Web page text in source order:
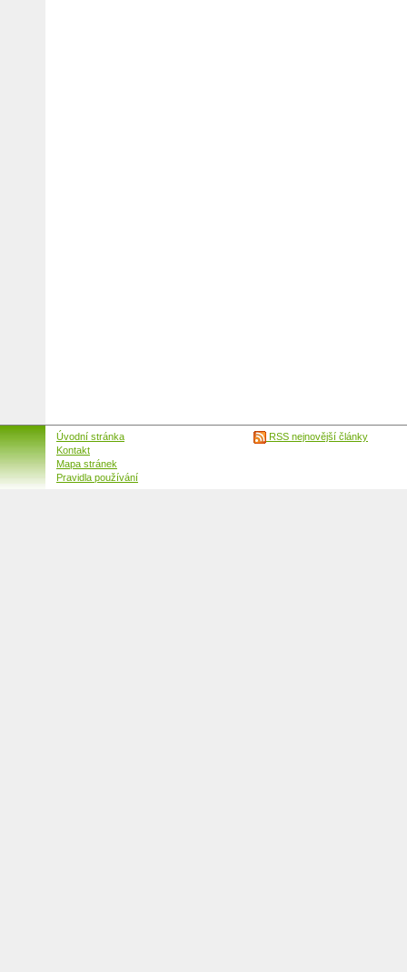
Úvodní stránka
Kontakt
Mapa stránek
Pravidla používání
RSS nejnovější články